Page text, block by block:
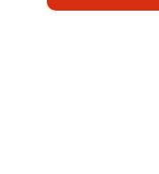
場するのはご存じでし